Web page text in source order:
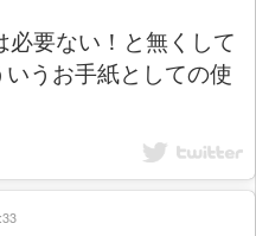
要ない！と無くして
うお手紙としての使